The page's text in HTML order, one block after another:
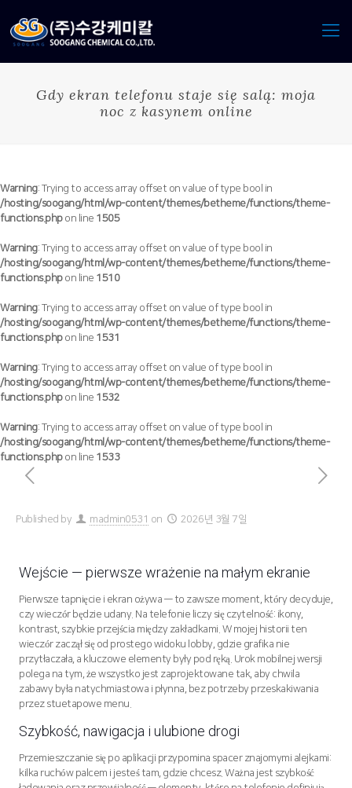
Gdy ekran telefonu staje się salą: moja
noc z kasynem online
Warning: Trying to access array offset on value of type bool in
/hosting/soogang/html/wp-content/themes/betheme/functions/theme-
functions.phpon line 1505
Warning: Trying to access array offset on value of type bool in
/hosting/soogang/html/wp-content/themes/betheme/functions/theme-
functions.phpon line 1510
Warning: Trying to access array offset on value of type bool in
/hosting/soogang/html/wp-content/themes/betheme/functions/theme-
functions.phpon line 1531
Warning: Trying to access array offset on value of type bool in
/hosting/soogang/html/wp-content/themes/betheme/functions/theme-
functions.phpon line 1532
Warning: Trying to access array offset on value of type bool in
/hosting/soogang/html/wp-content/themes/betheme/functions/theme-
functions.phpon line 1533
Published by madmin0531 on 2026년 3월 7일
Wejście — pierwsze wrażenie na małym ekranie
Pierwsze tapnięcie i ekran ożywa — to zawsze moment, który decyduje,
czy wieczór będzie udany. Na telefonie liczy się czytelność: ikony,
kontrast, szybkie przejścia między zakładkami. W mojej historii ten
wieczór zaczął się od prostego widoku lobby, gdzie grafika nie
przytłaczała, a kluczowe elementy były pod ręką. Urok mobilnej wersji
polega na tym, że wszystko jest zaprojektowane tak, aby chwila
zabawy była natychmiastowa i płynna, bez potrzeby przeskakiwania
przez stuetapowe menu.
Szybkość, nawigacja i ulubione drogi
Przemieszczanie się po aplikacji przypomina spacer znajomymi alejkami:
kilka ruchów palcem i jesteś tam, gdzie chcesz. Ważna jest szybkość